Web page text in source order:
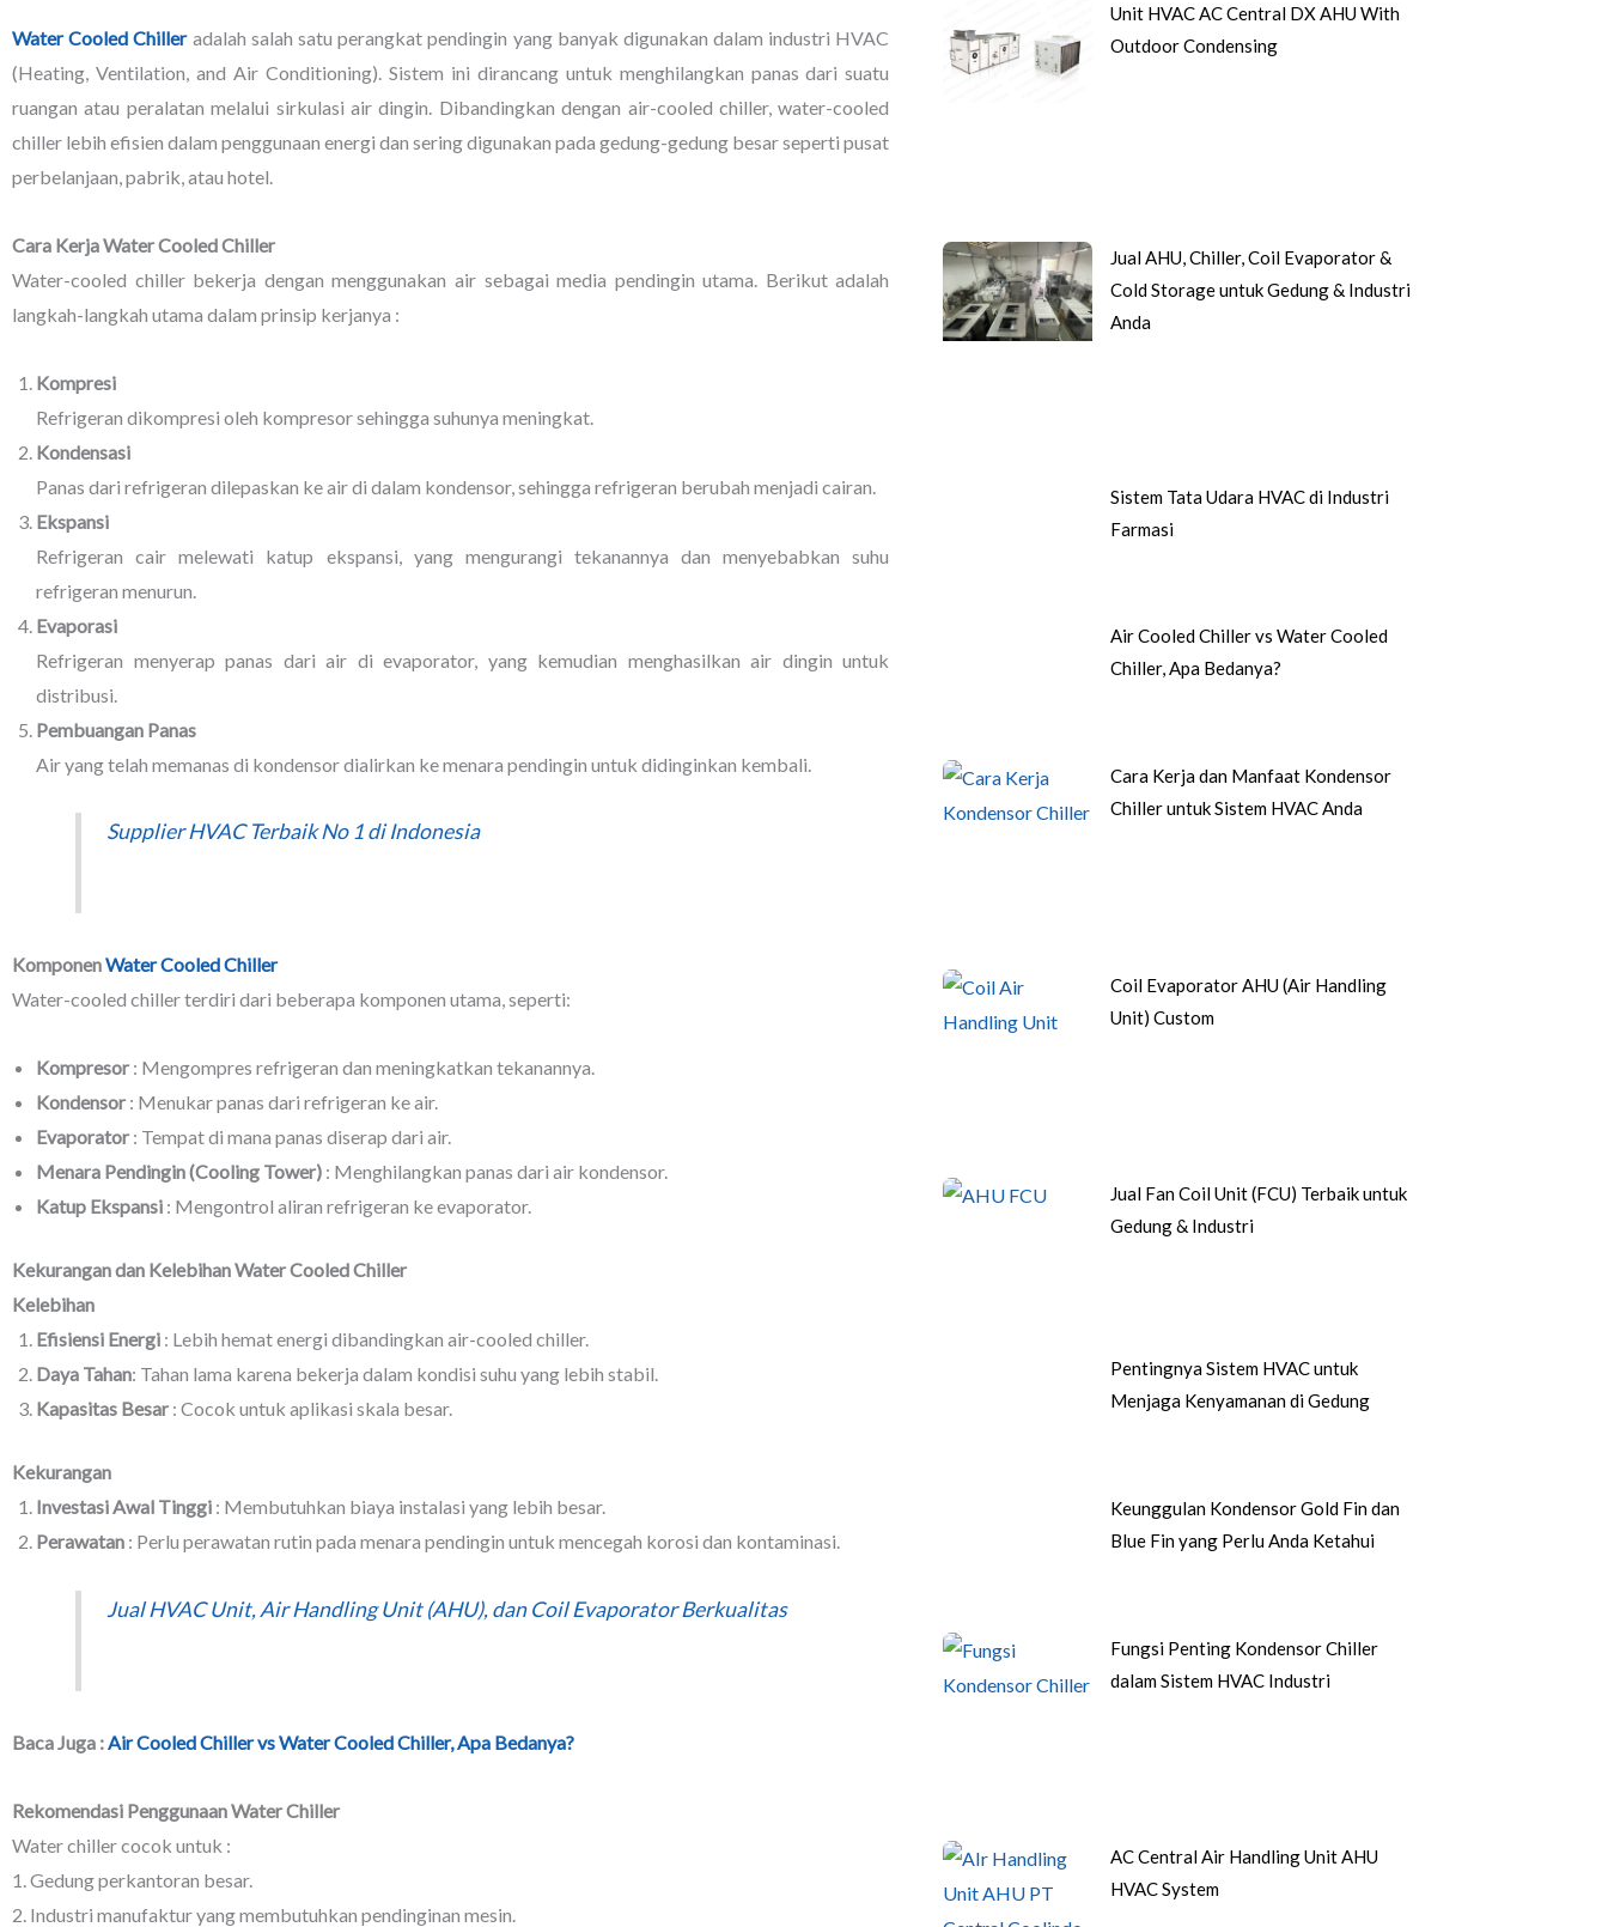
Water Cooled Chilleradalah salah satu perangkat pendingin yang banyak digunakan dalam industri HVAC
(Heating, Ventilation, and Air Conditioning). Sistem ini dirancang untuk menghilangkan panas dari suatu
ruangan atau peralatan melalui sirkulasi air dingin. Dibandingkan dengan air-cooled chiller, water-cooled
chiller lebih efisien dalam penggunaan energi dan sering digunakan pada gedung-gedung besar seperti pusat
perbelanjaan, pabrik, atau hotel.
Cara Kerja Water Cooled Chiller
Water-cooled chiller bekerja dengan menggunakan air sebagai media pendingin utama. Berikut adalah
langkah-langkah utama dalam prinsip kerjanya :
Kompresi
Refrigeran dikompresi oleh kompresor sehingga suhunya meningkat.
Kondensasi
Panas dari refrigeran dilepaskan ke air di dalam kondensor, sehingga refrigeran berubah menjadi cairan.
Ekspansi
Refrigeran cair melewati katup ekspansi, yang mengurangi tekanannya dan menyebabkan suhu
refrigeran menurun.
Evaporasi
Refrigeran menyerap panas dari air di evaporator, yang kemudian menghasilkan air dingin untuk
distribusi.
Pembuangan Panas
Air yang telah memanas di kondensor dialirkan ke menara pendingin untuk didinginkan kembali.
Supplier HVAC Terbaik No 1 di Indonesia
KomponenWater Cooled Chiller
Water-cooled chiller terdiri dari beberapa komponen utama, seperti:
Kompresor : Mengompres refrigeran dan meningkatkan tekanannya.
Kondensor : Menukar panas dari refrigeran ke air.
Evaporator : Tempat di mana panas diserap dari air.
Menara Pendingin (Cooling Tower) : Menghilangkan panas dari air kondensor.
Katup Ekspansi : Mengontrol aliran refrigeran ke evaporator.
Kekurangan dan Kelebihan Water Cooled Chiller
Kelebihan
Efisiensi Energi : Lebih hemat energi dibandingkan air-cooled chiller.
Daya Tahan: Tahan lama karena bekerja dalam kondisi suhu yang lebih stabil.
Kapasitas Besar : Cocok untuk aplikasi skala besar.
Kekurangan
Investasi Awal Tinggi : Membutuhkan biaya instalasi yang lebih besar.
Perawatan : Perlu perawatan rutin pada menara pendingin untuk mencegah korosi dan kontaminasi.
Jual HVAC Unit, Air Handling Unit (AHU), dan Coil Evaporator Berkualitas
Baca Juga : Air Cooled Chiller vs Water Cooled Chiller, Apa Bedanya?
Rekomendasi Penggunaan Water Chiller
Water chiller cocok untuk :
1. Gedung perkantoran besar.
2. Industri manufaktur yang membutuhkan pendinginan mesin.
Unit HVAC AC Central DX AHU With
Outdoor Condensing
Jual AHU, Chiller, Coil Evaporator &
Cold Storage untuk Gedung & Industri
Anda
Sistem Tata Udara HVAC di Industri
Farmasi
Air Cooled Chiller vs Water Cooled
Chiller, Apa Bedanya?
Cara Kerja dan Manfaat Kondensor
Chiller untuk Sistem HVAC Anda
Coil Evaporator AHU (Air Handling
Unit) Custom
Jual Fan Coil Unit (FCU) Terbaik untuk
Gedung & Industri
Pentingnya Sistem HVAC untuk
Menjaga Kenyamanan di Gedung
Keunggulan Kondensor Gold Fin dan
Blue Fin yang Perlu Anda Ketahui
Fungsi Penting Kondensor Chiller
dalam Sistem HVAC Industri
AC Central Air Handling Unit AHU
HVAC System